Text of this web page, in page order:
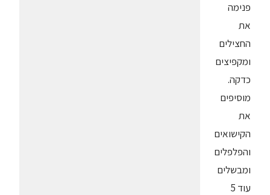
פנימה
את
החצילים
ומקפיצים
כדקה.
מוסיפים
את
הקישואים
והפלפלים
ומבשלים
עוד 5